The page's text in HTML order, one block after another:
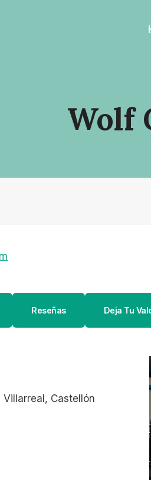
Wolf
Reseñas Deja Tu
Castellón